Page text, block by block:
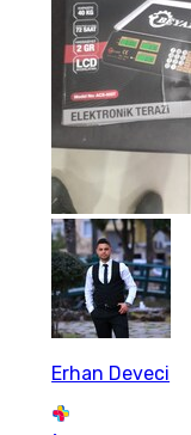
Erhan Deveci